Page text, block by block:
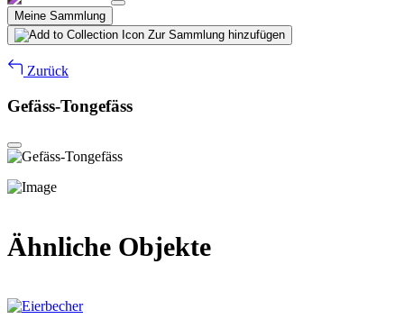
Meine Sammlung
Zur Sammlung hinzufügen
Zurück
Gefäss-Tongefäss
Ähnliche Objekte